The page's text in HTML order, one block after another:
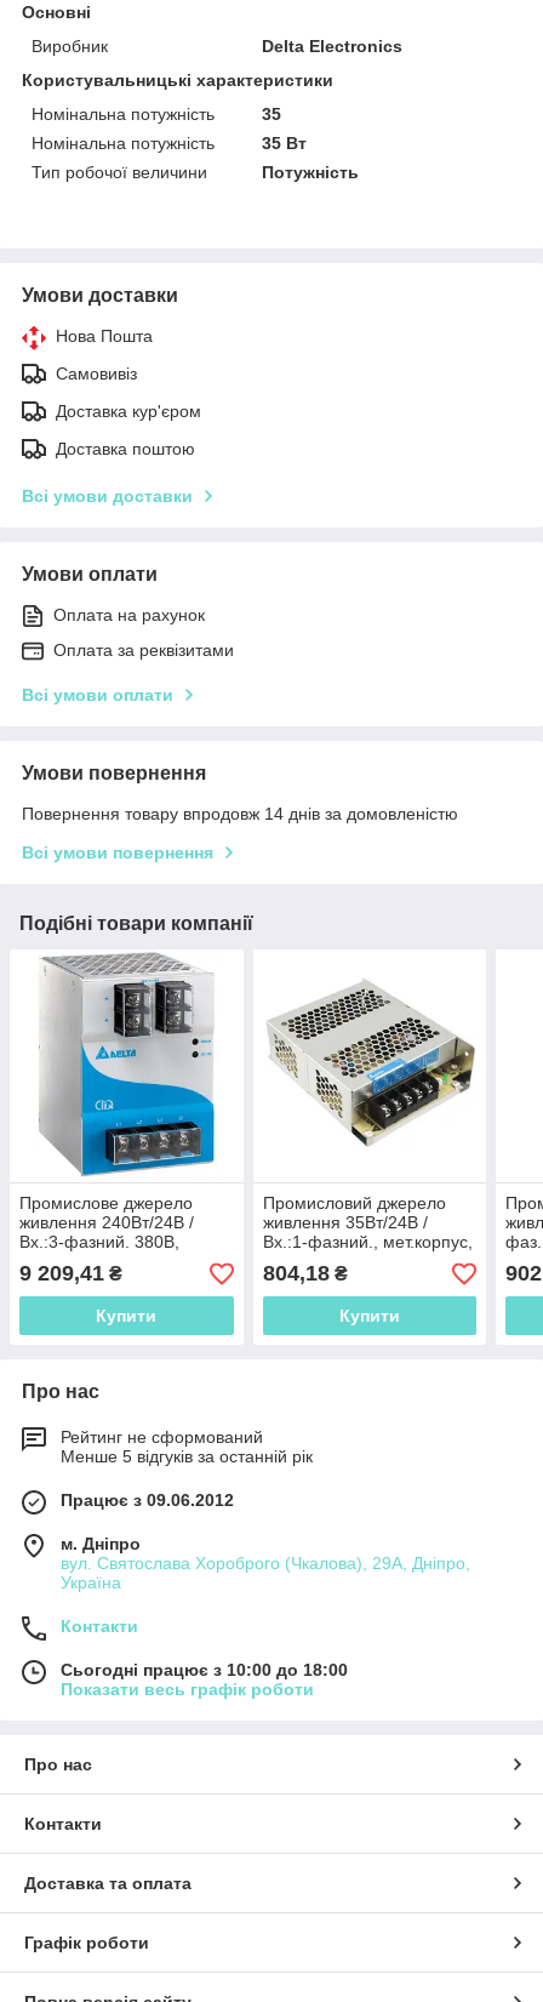
Основні
Виробник
Delta Electronics
Користувальницькі характеристики
Номінальна потужність
35
Номінальна потужність
35 Вт
Тип робочої величини
Потужність
Умови доставки
Нова Пошта
Самовивіз
Доставка кур'єром
Доставка поштою
Всі умови доставки
Умови оплати
Оплата на рахунок
Оплата за реквізитами
Всі умови оплати
Умови повернення
Повернення товару впродовж 14 днів за домовленістю
Всі умови повернення
Подібні товари компанії
Промислове джерело
живлення 240Вт/24В /
Вх.:3-фазний. 380В,
мет.корпус, кріпл.на DIN-
рейку, DRP024V240W3AA
9 209,41 ₴
Купити
Промисловий джерело
живлення 35Вт/24В /
Вх.:1-фазний., мет.корпус,
для кріплення на панель,
PMC-24V035W1AA
804,18₴
Купити
Про нас
Рейтинг не сформований
Менше 5 відгуків за останній рік
Працює з 09.06.2012
м. Дніпро
вул. Святослава Хороброго (Чкалова), 29А, Дніпро,
Україна
Контакти
Сьогодні працює з 10:00 до 18:00
Показати весь графік роботи
Про нас
Контакти
Доставка та оплата
Графік роботи